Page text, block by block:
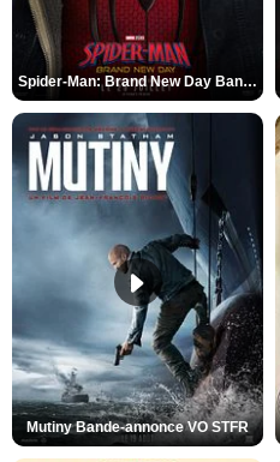
Spider-Man: Brand New Day Bande-annonce VO STFR
Mutiny Bande-annonce VO STFR